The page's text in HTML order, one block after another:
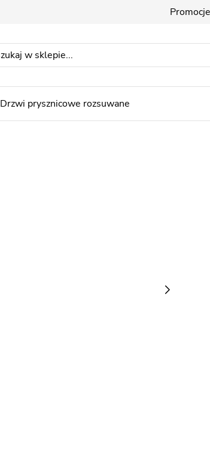
Promocje
Drzwi prysznicowe rozsuwane